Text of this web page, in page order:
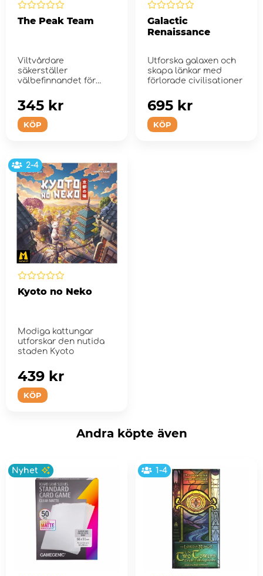
The Peak Team
Viltvårdare
säkerställer
välbefinnandet för
KÖP
345 kr
Galactic
Renaissance
Utforska galaxen och
skapa länkar med
förlorade civilisationer
KÖP
695 kr
2-4
Kyoto no Neko
Modiga kattungar
utforskar den nutida
staden Kyoto
KÖP
439 kr
Andra köpte även
Nyhet 1-4